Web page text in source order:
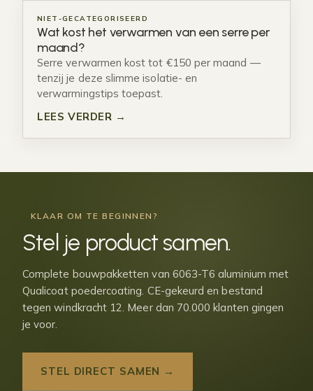
NIET-GECATEGORISEERD
Wat kost het verwarmen van een serre per
maand?
Serre verwarmen kost tot €150 per maand —
tenzij je deze slimme isolatie- en
verwarmingstips toepast.
LEES VERDER →
KLAAR OM TE BEGINNEN?
Stel je product samen.
Complete bouwpakketten van 6063-T6 aluminium met
Qualicoat poedercoating. CE-gekeurd en bestand
tegen windkracht 12. Meer dan 70.000 klanten gingen
je voor.
STEL DIRECT SAMEN →